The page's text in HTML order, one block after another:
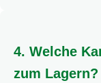
4. Welche
zum Lagern?